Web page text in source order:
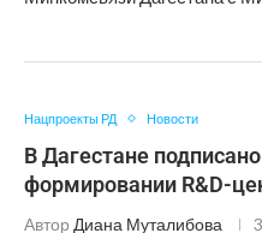
Нацпроекты РД Новости
В Дагестане
формировании R&D-
Автор Диана Муталибова